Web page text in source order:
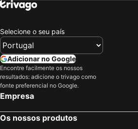
Selecione o seu país
Adicionar no Google
Encontre facilmente os nossos
resultados: adicione o trivago como
fonte preferencial no Google.
Empresa
Os nossos produtos